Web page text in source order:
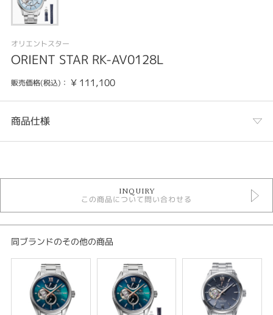
オリエントスター
ORIENT STAR RK-AV0128L
販売価格(税込)： ¥ 111,100
商品仕様
時計
10気圧防水
自動巻き（オートマティック）
手巻き
革ベルト
金属ベルト
その他文字盤
オリエントスター
INQUIRY
この商品について問い合わせる
同ブランドのその他の商品